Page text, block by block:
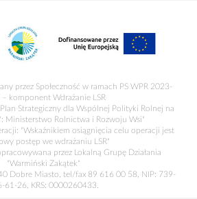
przez Społeczność w ramach PS WPR 2023-
komponent Wdrażanie LSR
Strategiczny dla Wspólnej Polityki Rolnej na
Ministerstwo Rolnictwa i Rozwoju Wsi"
"Wskaźnikiem osiągnięcia celu operacji jest
postęp we wdrażaniu LSR"
przez Lokalną Grupę Działania
"Warmiński Zakątek"
Dobre Miasto, tel/fax 89 616 00 58, NIP: 739-
61-26, KRS: 0000260433.